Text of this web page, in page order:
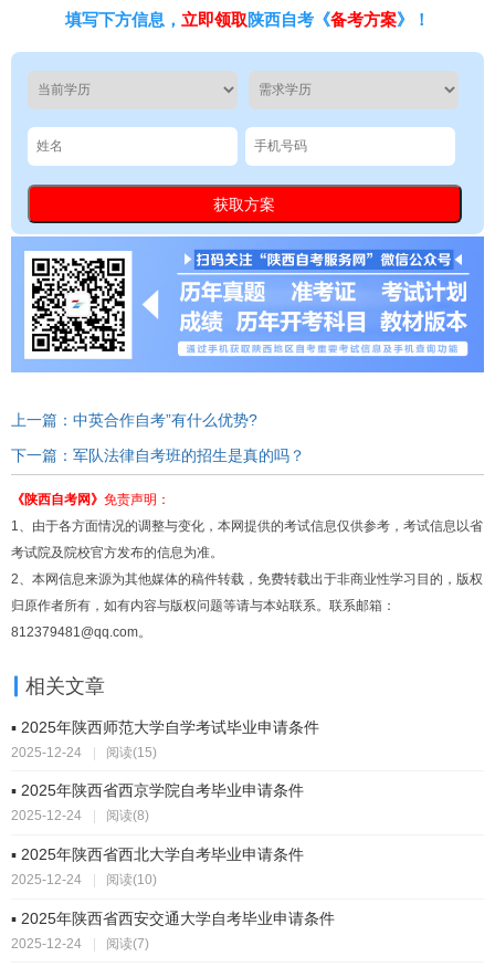
填写下方信息， 立即领取陕西自考《备考方案》！
上一篇：中英合作自考”有什么优势?
下一篇：军队法律自考班的招生是真的吗？
《陕西自考网》 免责声明：
1、由于各方面情况的调整与变化，本网提供的考试信息仅供参考，考试信息以省
考试院及院校官方发布的信息为准。
2、本网信息来源为其他媒体的稿件转载，免费转载出于非商业性学习目的，版权
归原作者所有，如有内容与版权问题等请与本站联系。联系邮箱：
812379481@qq.com。
相关文章
▪ 2025年陕西师范大学自学考试毕业申请条件
2025-12-24 | 阅读(15)
▪ 2025年陕西省西京学院自考毕业申请条件
2025-12-24 阅读(8)
▪ 2025年陕西省西北大学自考毕业申请条件
2025-12-24 阅读(10)
▪ 2025年陕西省西安交通大学自考毕业申请条件
2025-12-24 | 阅读(7)